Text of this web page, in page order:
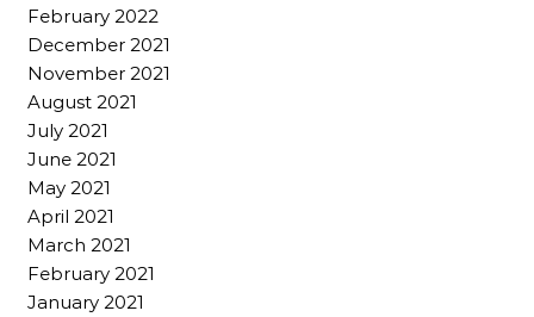
February 2022
December 2021
November 2021
August 2021
July 2021
June 2021
May 2021
April 2021
March 2021
February 2021
January 2021